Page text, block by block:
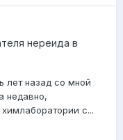
нереида в
лет назад со мной
недавно,
с...